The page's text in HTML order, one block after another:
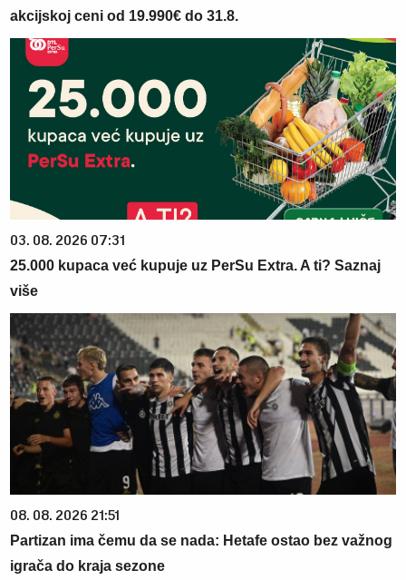
akcijskoj ceni od 19.990€ do 31.8.
03. 08. 2026 07:31
25.000 kupaca već kupuje uz PerSu Extra. A ti? Saznaj
više
08. 08. 2026 21:51
Partizan ima čemu da se nada: Hetafe ostao bez važnog
igrača do kraja sezone